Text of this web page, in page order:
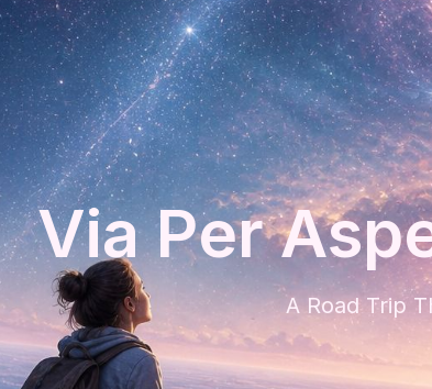
Via Per
A Road Trip